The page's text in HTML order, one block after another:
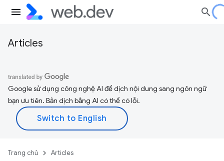
Articles
Google sử dụng công nghệ AI để dịch nội dung sang ngôn ngữ
bạn ưu tiên. Bản dịch bằng AI có thể có lỗi.
Trang chủ Articles